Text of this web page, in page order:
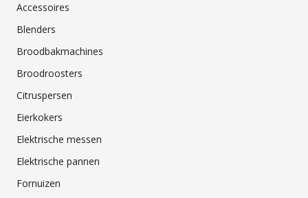
Accessoires
Blenders
Broodbakmachines
Broodroosters
Citruspersen
Eierkokers
Elektrische messen
Elektrische pannen
Fornuizen